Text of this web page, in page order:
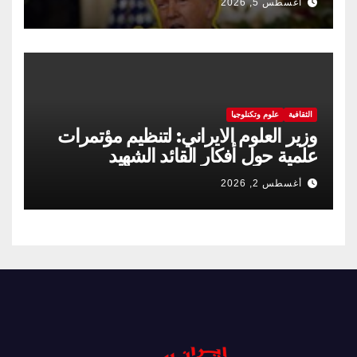
أغسطس 5, 2026
الثقافية علوم وتكنلوجيا
وزير العلوم الايراني: لتنظيم مؤتمرات
علمية حول أفكار القائد الشهيد
أغسطس 2, 2026